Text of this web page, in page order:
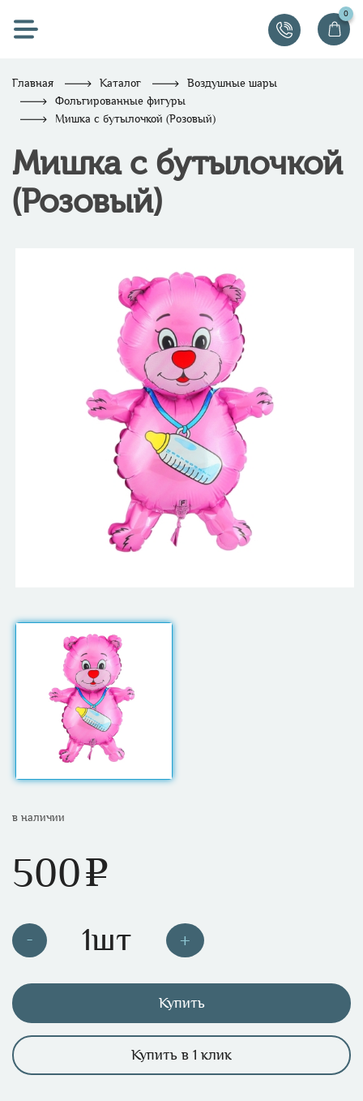
0
Главная Каталог
Воздушные шары
Фольгированные фигуры
Мишка с бутылочкой (Розовый)
Мишка с бутылочкой
(Розовый)
в наличии
500 e
Купить
Купить в 1 клик